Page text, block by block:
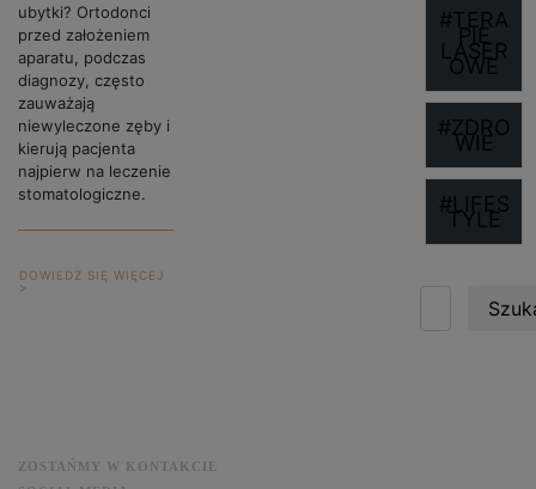
ubytki? Ortodonci
przed założeniem
aparatu, podczas
diagnozy, często
zauważają
niewyleczone zęby i
kierują pacjenta
najpierw na leczenie
stomatologiczne.
DOWIEDZ SIĘ WIĘCEJ
>
#TERA
PIE
LASER
OWE
#ZDRO
WIE
#LIFES
TYLE
ZOSTAŃMY W KONTAKCIE